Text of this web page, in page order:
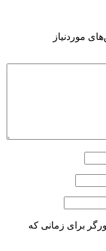
موردنیاز
برای زمانی که